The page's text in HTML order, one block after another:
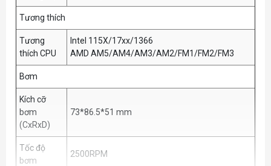
Tương thích
Tương
thích CPU
Intel 115X/17xx/1366
AMD AM5/AM4/AM3/AM2/FM1/FM2/FM3
Bơm
Kích cỡ
bơm
(CxRxD)
73*86.5*51 mm
Tốc độ
bơm
2500RPM